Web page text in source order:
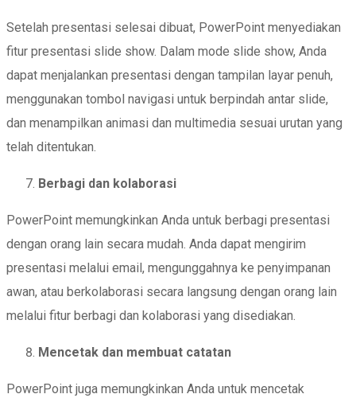
Setelah presentasi selesai dibuat, PowerPoint menyediakan
fitur presentasi slide show. Dalam mode slide show, Anda
dapat menjalankan presentasi dengan tampilan layar penuh,
menggunakan tombol navigasi untuk berpindah antar slide,
dan menampilkan animasi dan multimedia sesuai urutan yang
telah ditentukan.
Berbagi dan kolaborasi
PowerPoint memungkinkan Anda untuk berbagi presentasi
dengan orang lain secara mudah. Anda dapat mengirim
presentasi melalui email, mengunggahnya ke penyimpanan
awan, atau berkolaborasi secara langsung dengan orang lain
melalui fitur berbagi dan kolaborasi yang disediakan.
Mencetak dan membuat catatan
PowerPoint juga memungkinkan Anda untuk mencetak